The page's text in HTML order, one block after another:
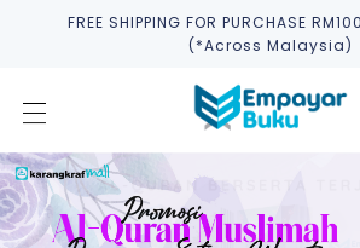
FREE SHIPPING FOR PURCHASE
(*across Malaysia)